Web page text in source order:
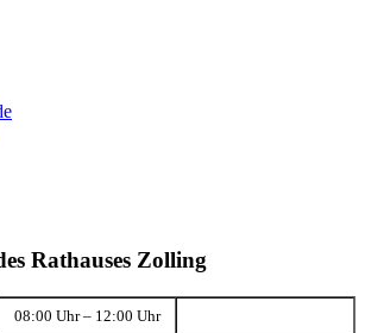
Rathauses Zolling
08:00 Uhr – 12:00 Uhr